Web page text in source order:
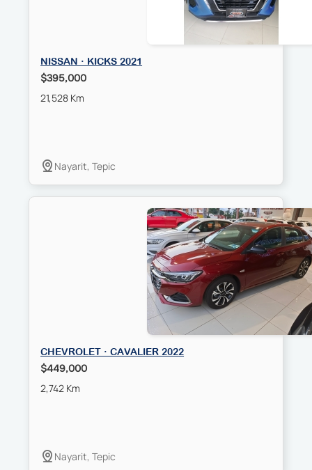
NISSAN · KICKS 2021
$395,000
21,528 Km
Nayarit, Tepic
CHEVROLET · CAVALIER 2022
$449,000
2,742 Km
Nayarit, Tepic